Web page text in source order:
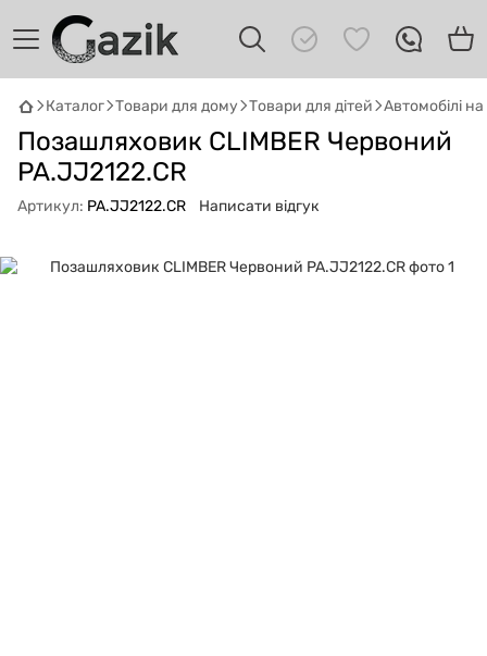
Каталог Товари для дому Товари для дітей Автомобілі
Позашляховик CLIMBER Червоний
PA.JJ2122.CR
Артикул: PA.JJ2122.CR Написати відгук
GAZIKAI
Привіт! 👋 Я Gazik AI — допоможу
Що шукаєш?